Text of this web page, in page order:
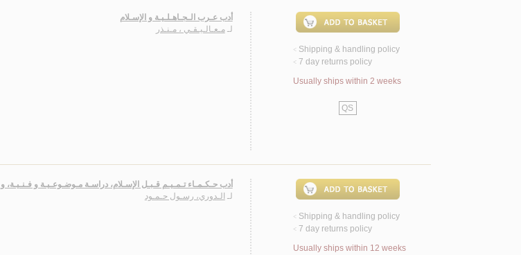
أدب عـرب الـجـاهـلـيـة و الإسـلام
لـ مـعـالـيـقـي ، مـنـذر
< Shipping & handling policy
< 7 day returns policy
Usually ships within 2 weeks
QS
أدب حـكـمـاء تـمـيـم قـبـل الإسـلام، دراسـة مـوضـوعـيـة و
لـ الـدوري، رسـول حـمـود
< Shipping & handling policy
< 7 day returns policy
Usually ships within 12 weeks